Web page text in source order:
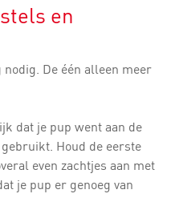
en
De één alleen meer
dat je pup went aan de
Houd de eerste
even zachtjes aan met
je pup er genoeg van